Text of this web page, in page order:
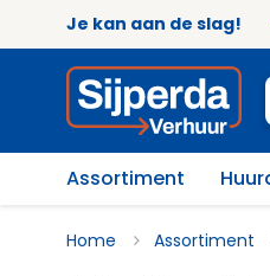
Je kan aan de slag!
Assortiment
Home Assortiment